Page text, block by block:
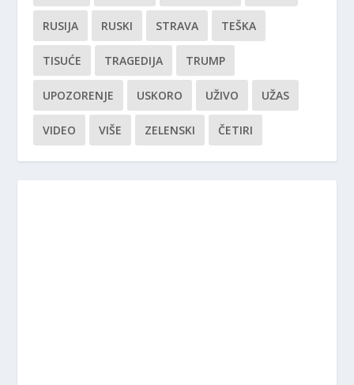
RUSIJA RUSKI STRAVA TEŠKA
TISUĆE TRAGEDIJA TRUMP
UPOZORENJE USKORO UŽIVO UŽAS
VIDEO VIŠE ZELENSKI ČETIRI